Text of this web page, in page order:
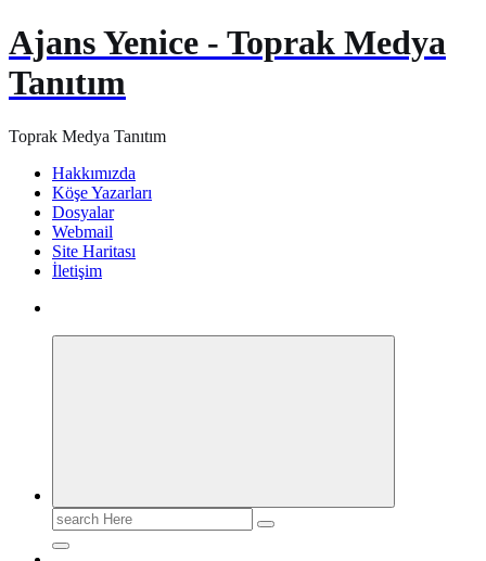
Ajans Yenice - Toprak Medya
Tanıtım
Toprak Medya Tanıtım
Hakkımızda
Köşe Yazarları
Dosyalar
Webmail
Site Haritası
İletişim
Search
for: